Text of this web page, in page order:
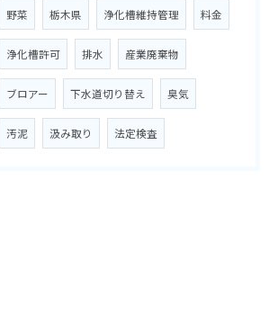
野菜 栃木県 浄化槽維持管理 料金
浄化槽許可 排水 産業廃棄物
ブロアー 下水道切り替え 臭気
汚泥 汲み取り 法定検査